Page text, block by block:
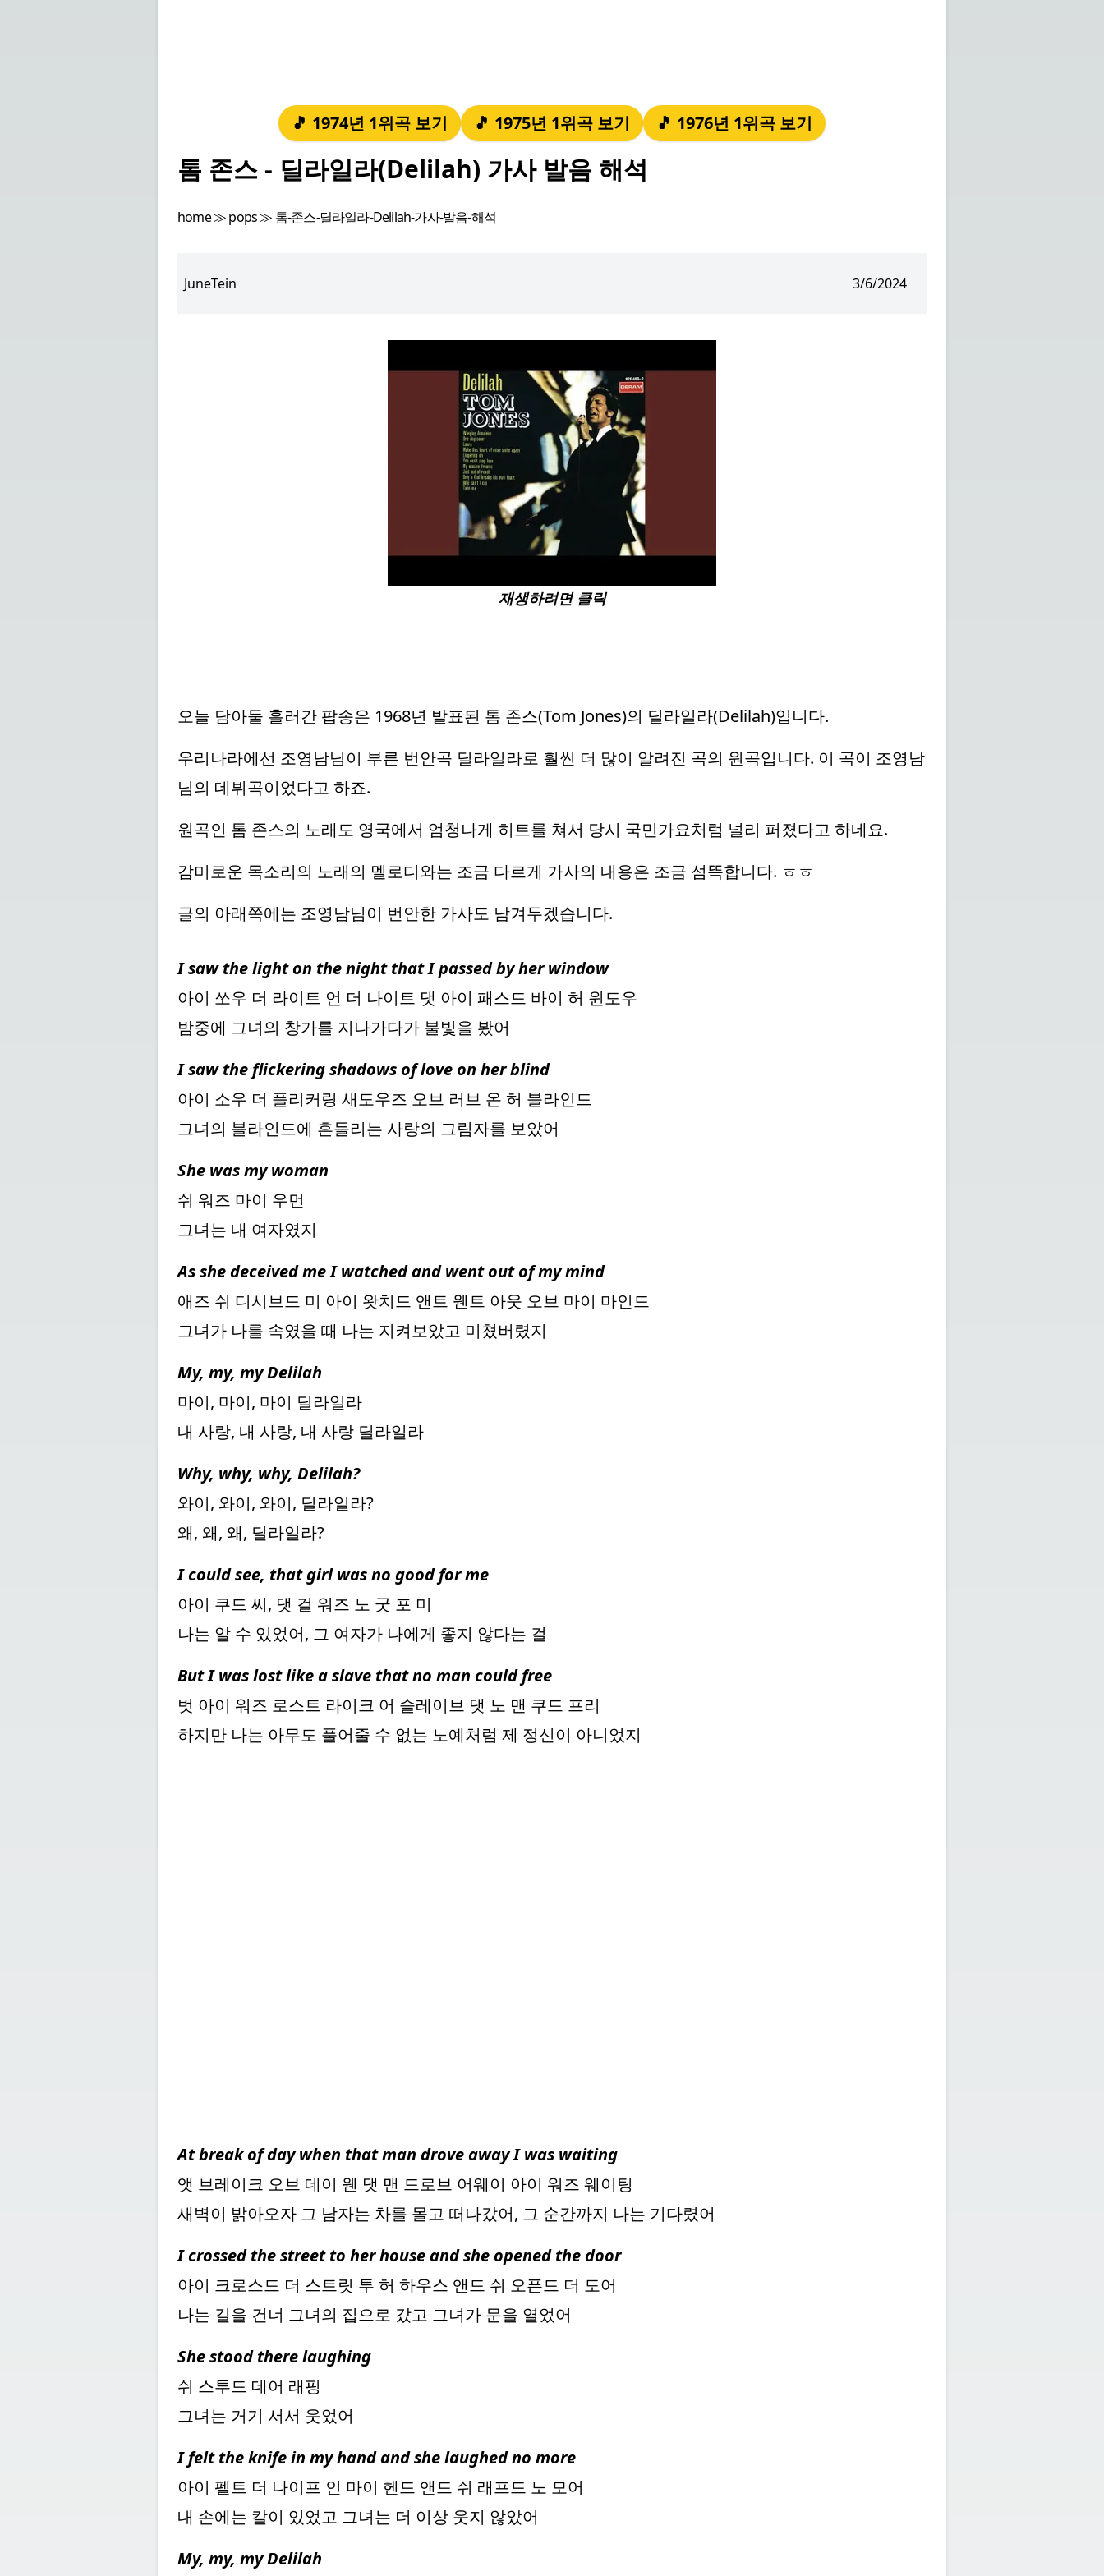
🎵 1974년 1위곡 보기 🎵 1975년 1위곡 보기 🎵 1976년 1위곡 보기
톰 존스 - 딜라일라(Delilah) 가사 발음 해석
home≫pops≫ 톰-존스-딜라일라-Delilah-가사-발음-해석
JuneTein 3/6/2024
재생하려면 클릭
오늘 담아둘 흘러간 팝송은 1968년 발표된 톰 존스(Tom Jones)의 딜라일라(Delilah)입니다.
우리나라에선 조영남님이 부른 번안곡 딜라일라로 훨씬 더 많이 알려진 곡의 원곡입니다. 이 곡이 조영남
님의 데뷔곡이었다고 하죠.
원곡인 톰 존스의 노래도 영국에서 엄청나게 히트를 쳐서 당시 국민가요처럼 널리 퍼졌다고 하네요.
감미로운 목소리의 노래의 멜로디와는 조금 다르게 가사의 내용은 조금 섬뜩합니다. ㅎㅎ
글의 아래쪽에는 조영남님이 번안한 가사도 남겨두겠습니다.
I saw the light on the night that I passed by her window
아이 쏘우 더 라이트 언 더 나이트 댓 아이 패스드 바이 허 윈도우
밤중에 그녀의 창가를 지나가다가 불빛을 봤어
I saw the flickering shadows of love on her blind
아이 소우 더 플리커링 새도우즈 오브 러브 온 허 블라인드
그녀의 블라인드에 흔들리는 사랑의 그림자를 보았어
She was my woman
쉬 워즈 마이 우먼
그녀는 내 여자였지
As she deceived me I watched and went out of my mind
애즈 쉬 디시브드 미 아이 왓치드 앤트 웬트 아웃 오브 마이 마인드
그녀가 나를 속였을 때 나는 지켜보았고 미쳤버렸지
My, my, my Delilah
마이, 마이, 마이 딜라일라
내 사랑, 내 사랑, 내 사랑 딜라일라
Why, why, why, Delilah?
와이, 와이, 와이, 딜라일라?
왜, 왜, 왜, 딜라일라?
I could see, that girl was no good for me
아이 쿠드 씨, 댓 걸 워즈 노 굿 포 미
나는 알 수 있었어, 그 여자가 나에게 좋지 않다는 걸
But I was lost like a slave that no man could free
벗 아이 워즈 로스트 라이크 어 슬레이브 댓 노 맨 쿠드 프리
하지만 나는 아무도 풀어줄 수 없는 노예처럼 제 정신이 아니었지
At break of day when that man drove away I was waiting
앳 브레이크 오브 데이 웬 댓 맨 드로브 어웨이 아이 워즈 웨이팅
새벽이 밝아오자 그 남자는 차를 몰고 떠나갔어, 그 순간까지 나는 기다렸어
I crossed the street to her house and she opened the door
아이 크로스드 더 스트릿 투 허 하우스 앤드 쉬 오픈드 더 도어
나는 길을 건너 그녀의 집으로 갔고 그녀가 문을 열었어
She stood there laughing
쉬 스투드 데어 래핑
그녀는 거기 서서 웃었어
I felt the knife in my hand and she laughed no more
아이 펠트 더 나이프 인 마이 헨드 앤드 쉬 래프드 노 모어
내 손에는 칼이 있었고 그녀는 더 이상 웃지 않았어
My, my, my Delilah